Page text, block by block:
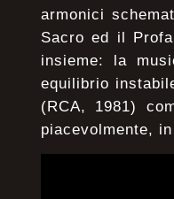
armonici
Sacro ed il
insieme: la
equilibrio
(RCA, 1981)
piacevolmente,